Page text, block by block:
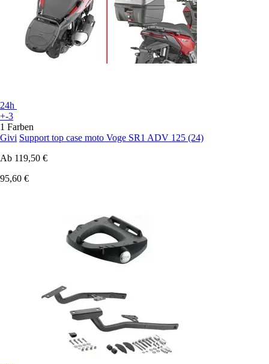
24h
+-3
1 Farben
Givi Support top case moto Voge SR1 ADV 125 (24)
Ab 119,50 €
95,60 €